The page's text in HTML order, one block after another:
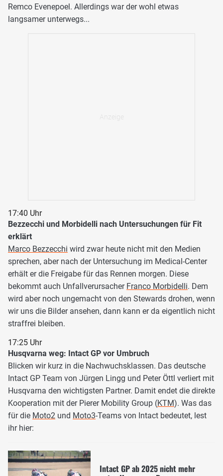
Remco Evenepoel. Allerdings war der wohl etwas
langsamer unterwegs...
17:40 Uhr
Bezzecchi und Morbidelli nach Untersuchungen für Fit
erklärt
Marco Bezzecchi wird zwar heute nicht mit den Medien
sprechen, aber nach der Untersuchung im Medical-Center
erhält er die Freigabe für das Rennen morgen. Diese
bekommt auch Unfallverursacher Franco Morbidelli. Dem
wird aber noch ungemacht von den Stewards drohen, wenn
wir uns die Bilder ansehen, dann kann er da eigentlich nicht
straffrei bleiben.
17:25 Uhr
Husqvarna weg: Intact GP vor Umbruch
Blicken wir kurz in die Nachwuchsklassen. Das deutsche
Intact GP Team von Jürgen Lingg und Peter Öttl verliert mit
Husqvarna den wichtigsten Partner. Damit endet die direkte
Kooperation mit der Pierer Mobility Group (KTM). Was das
für die Moto2 und Moto3-Teams von Intact bedeutet, lest
ihr hier:
Intact GP ab 2025 nicht mehr